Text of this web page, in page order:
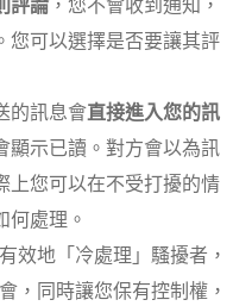
評論 ，您不會收到通知，
您可以選擇是否要讓其評
的訊息會直接進入您的訊
顯示已讀。對方會以為訊
上您可以在不受打擾的情
何處理。
效地「冷處理」騷擾者，
，同時讓您保有控制權，